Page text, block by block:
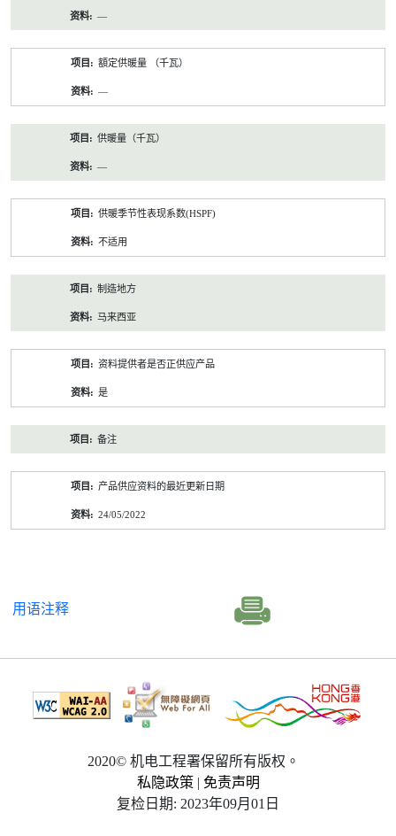
—
額定供暖量 （千瓦）
—
供暖量（千瓦）
—
供暖季节性表现系数(HSPF)
不适用
制造地方
马来西亚
资料提供者是否正供应产品
是
备注
产品供应资料的最近更新日期
24/05/2022
用语注释
2020© 机电工程署保留所有版权。
私隐政策 | 免责声明
复检日期: 2023年09月01日